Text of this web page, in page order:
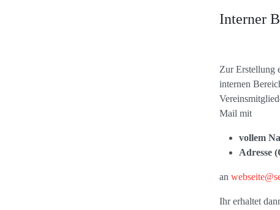
Interner
Zur Erstellung
internen
Mail mit
vollem
Adresse
an
Ihr erhaltet